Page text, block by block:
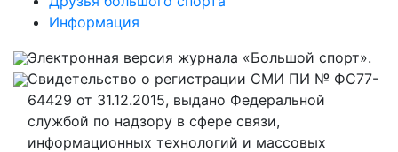
Информация
Электронная версия журнала «Большой спорт».
Свидетельство о регистрации СМИ ПИ № ФС77-
64429 от 31.12.2015, выдано Федеральной
службой по надзору в сфере связи,
информационных технологий и массовых